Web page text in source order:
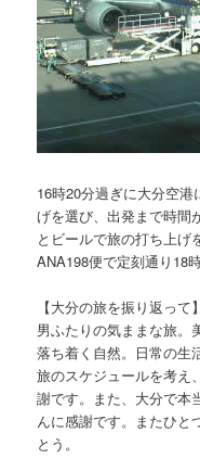
16時20分過ぎに大分空
げを選び、出発まで時間
とビールで旅の打ち上げ
ANA198便で定刻通り18
【大分の旅を振り返って】
男ふたりの気ままな旅。
落ち着く自然。日常の生
旅のスケジュールを考え
謝です。また、大分で本
んに感謝です。またひと
とう。